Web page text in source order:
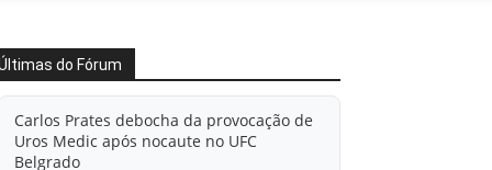
do Fórum
Carlos Prates debocha da provocação de
Uros Medic após nocaute no UFC
Belgrado